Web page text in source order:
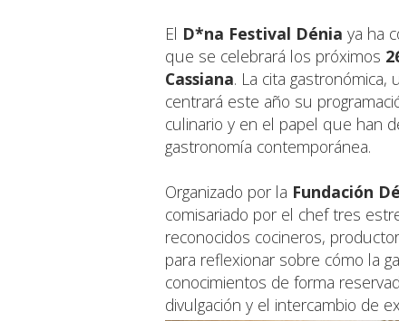
El D*na Festival Dénia ya ha
que se celebrará los próximos
Cassiana. La cita
centrará este año su
culinario y en el papel que han
gastronomía contemporánea.
Organizado por la Fundación
comisariado por el chef tres
reconocidos cocineros,
para reflexionar sobre cómo la
conocimientos de forma
divulgación y el intercambio de